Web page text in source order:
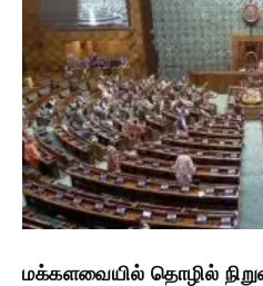
மக்களவையில் தொழில்